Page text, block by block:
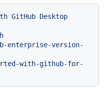
GitHub Desktop
enterprise-version-
with-github-for-